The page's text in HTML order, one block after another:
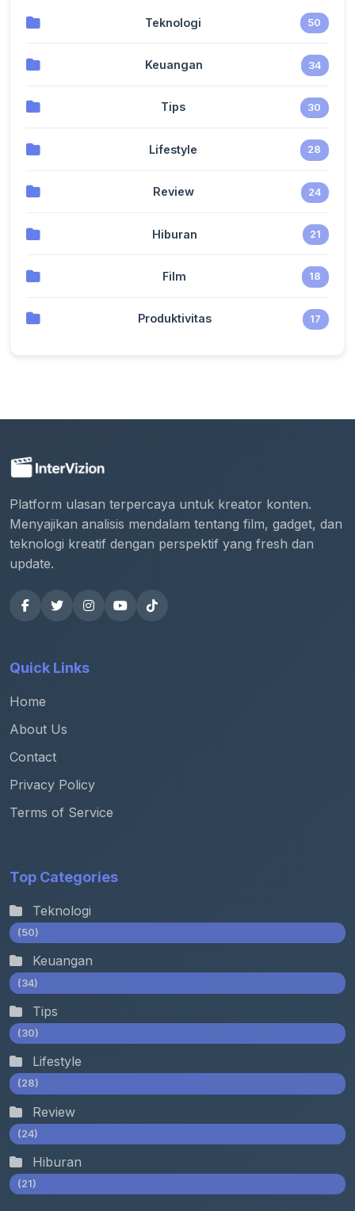
Teknologi 50
Keuangan 34
Tips 30
Lifestyle 28
Review 24
Hiburan 21
Film 18
Produktivitas 17
Platform ulasan terpercaya untuk kreator konten.
Menyajikan analisis mendalam tentang film, gadget, dan
teknologi kreatif dengan perspektif yang fresh dan
update.
Quick Links
Home
About Us
Contact
Privacy Policy
Terms of Service
Top Categories
Teknologi
(50)
Keuangan
(34)
Tips
(30)
Lifestyle
(28)
Review
(24)
Hiburan
(21)